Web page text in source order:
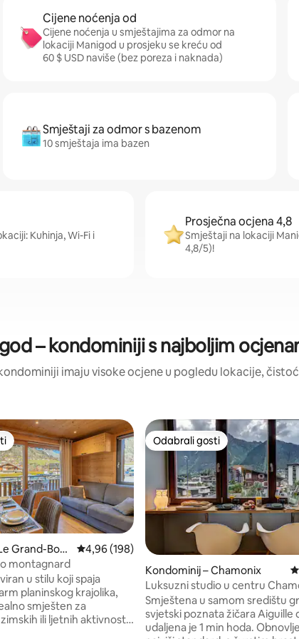
Cijene noćenja od
Cijene noćenja u smještajima za odmor na
lokaciji Manigod u prosjeku se kreću od
60 $ USD naviše (bez poreza i naknada)
Smještaji za odmor s bazenom
10 smještaja ima bazen
Kuhinja, Wi-Fi i
Prosječna ocjena 4,8
Smještaji na lokaciji
4,8/5)!
– kondominiji s najboljim
imaju visoke ocjene u pogledu lokacije,
217
Grand-Born
Prosječna ocjena: 4,96/5, recenzija: 198
4,96 (198)
montagnard
u stilu koji spaja
planinskog krajolika,
smješten za
ili ljetnih aktivnosti,
Odabrali gosti
Odabrali gosti
Kondominij – Chamonix
Luksuzni studio u centru
Smještena u samom središtu
svjetski poznata žičara Aiguille
udaljena je 1 min hoda.